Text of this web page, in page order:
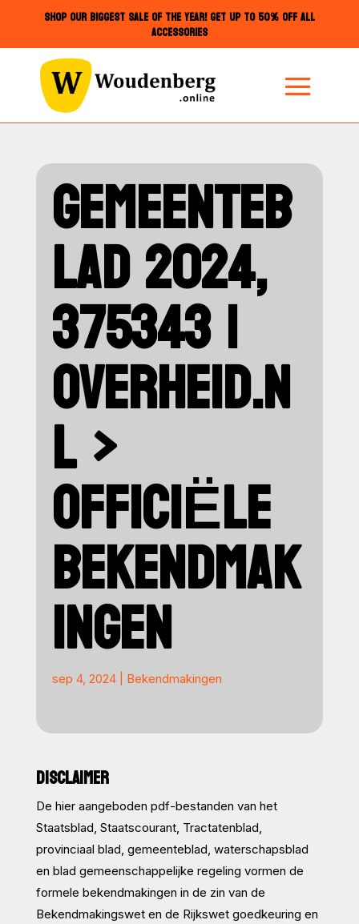
SHOP OUR BIGGEST SALE OF THE YEAR! GET UP TO 50% OFF ALL
ACCESSORIES
GEMEENTEB
LAD 2024,
375343 |
OVERHEID.N
L >
OFFICIËLE
BEKENDMAK
INGEN
sep 4, 2024| Bekendmakingen
DISCLAIMER
De hier aangeboden pdf-bestanden van het
Staatsblad, Staatscourant, Tractatenblad,
provinciaal blad, gemeenteblad, waterschapsblad
en blad gemeenschappelijke regeling vormen de
formele bekendmakingen in de zin van de
Bekendmakingswet en de Rijkswet goedkeuring en